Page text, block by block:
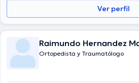
Ver perfil
Raimundo Hernandez
Ortopedista y Traumatólogo